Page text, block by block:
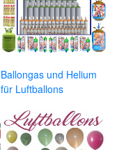
Ballongas und Helium
für Luftballons